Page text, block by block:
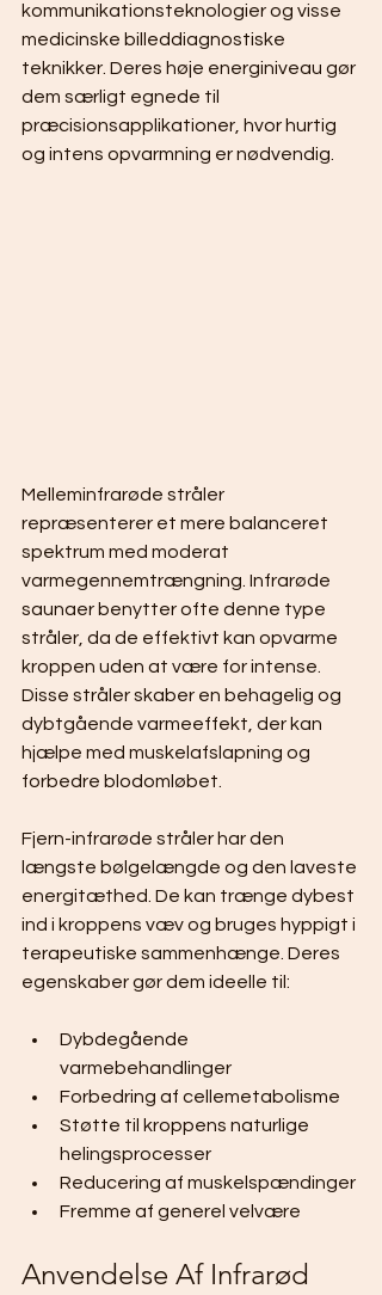
kommunikationsteknologier og visse
medicinske billeddiagnostiske
teknikker. Deres høje energiniveau gør
dem særligt egnede til
præcisionsapplikationer, hvor hurtig
og intens opvarmning er nødvendig.
Melleminfrarøde stråler
repræsenterer et mere balanceret
spektrum med moderat
varmegennemtrængning. Infrarøde
saunaer benytter ofte denne type
stråler, da de effektivt kan opvarme
kroppen uden at være for intense.
Disse stråler skaber en behagelig og
dybtgående varmeeffekt, der kan
hjælpe med muskelafslapning og
forbedre blodomløbet.
Fjern-infrarøde stråler har den
længste bølgelængde og den laveste
energitæthed. De kan trænge dybest
ind i kroppens væv og bruges hyppigt i
terapeutiske sammenhænge. Deres
egenskaber gør dem ideelle til:
Dybdegående
varmebehandlinger
Forbedring af cellemetabolisme
Støtte til kroppens naturlige
helingsprocesser
Reducering af muskelspændinger
Fremme af generel velvære
Anvendelse Af Infrarød